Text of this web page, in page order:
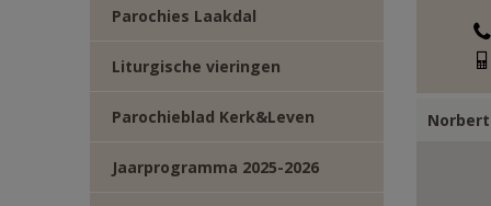
Parochies Laakdal
Liturgische vieringen
Parochieblad Kerk&Leven
Jaarprogramma 2025-2026